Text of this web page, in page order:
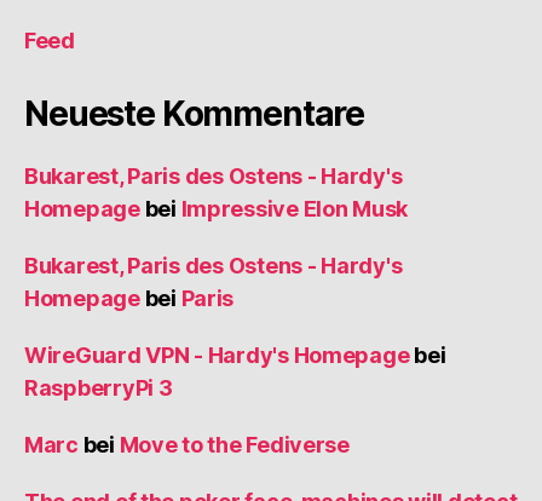
Feed
Neueste Kommentare
Bukarest, Paris des Ostens - Hardy's
Homepagebei Impressive Elon Musk
Bukarest, Paris des Ostens - Hardy's
Homepagebei Paris
WireGuard VPN - Hardy's Homepagebei
RaspberryPi 3
Marc bei Move to the Fediverse